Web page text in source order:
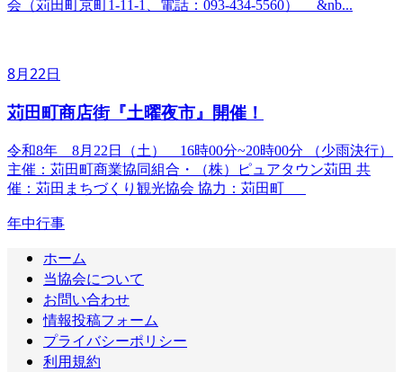
会（苅田町京町1-11-1、電話：093-434-5560） &nb...
8月22日
苅田町商店街『土曜夜市』開催！
令和8年 8月22日（土） 16時00分~20時00分 （少雨決行）
主催：苅田町商業協同組合・（株）ピュアタウン苅田 共
催：苅田まちづくり観光協会 協力：苅田町
年中行事
ホーム
当協会について
お問い合わせ
情報投稿フォーム
プライバシーポリシー
利用規約